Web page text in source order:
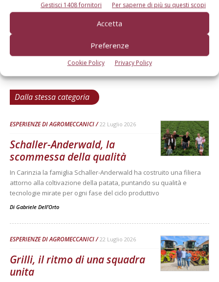
Gestisci 1408 fornitori Per saperne di più su questi scopi
Accetta
Preferenze
Cookie Policy Privacy Policy
Dalla stessa categoria
ESPERIENZE DI AGROMECCANICI 22 Luglio 2026
Schaller-Anderwald, la
scommessa della qualità
In Carinzia la famiglia Schaller-Anderwald ha costruito una filiera
attorno alla coltivazione della patata, puntando su qualità e
tecnologie mirate per ogni fase del ciclo produttivo
Di Gabriele Dell’Orto
ESPERIENZE DI AGROMECCANICI 22 Luglio 2026
Grilli, il ritmo di una squadra
unita